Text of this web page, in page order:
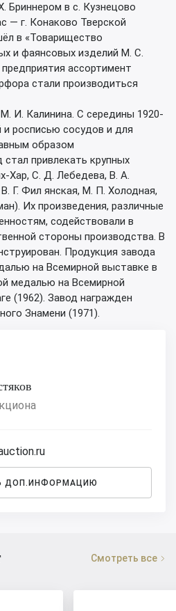
Бриннером в с. Кузнецово
— г. Конаково Тверской
в «Товарищество
и фаянсовых изделий М. С.
ассортимент
стали производиться
И. Калинина. С середины 1920-
и росписью сосудов и для
образом
привлекать крупных
Хар, С. Д. Лебедева, В. А.
Г. Фил янская, М. П. Холодная,
Их произведения, различные
содействовали в
стороны производства. В
Продукция завода
на Всемирной выставке в
медалью на Всемирной
(1962). Завод награжден
Знамени (1971).
ДОП.ИНФОРМАЦИЮ
Смотреть все